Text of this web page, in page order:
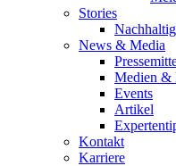
Stories
News & Media
Medien &
Events
Artikel
Kontakt
Karriere